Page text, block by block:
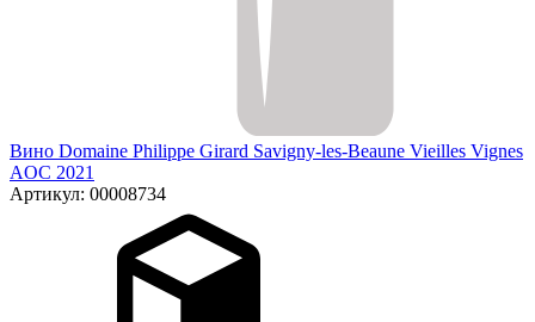
Вино Domaine Philippe Girard Savigny-les-Beaune Vieilles Vignes
AOC 2021
Артикул: 00008734